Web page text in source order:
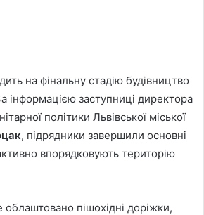
на фінальну стадію будівництво
інформацією заступниці директора
політики Львівської міської
, підрядники завершили основні
впорядковують територію
пішохідні доріжки,